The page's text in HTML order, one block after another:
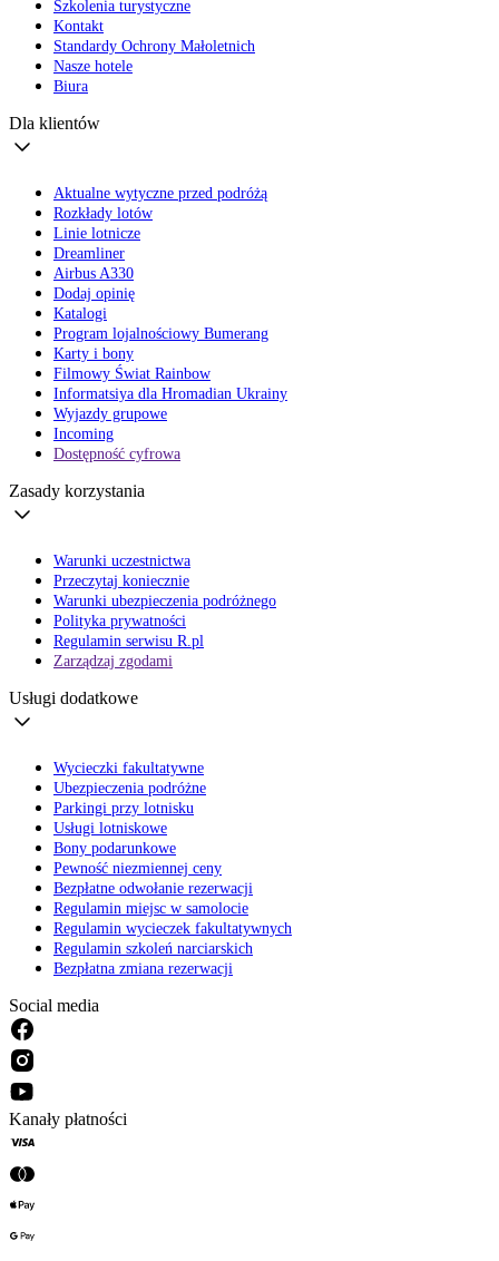
Szkolenia turystyczne
Kontakt
Standardy Ochrony Małoletnich
Nasze hotele
Biura
Dla klientów
Aktualne wytyczne przed podróżą
Rozkłady lotów
Linie lotnicze
Dreamliner
Airbus A330
Dodaj opinię
Katalogi
Program lojalnościowy Bumerang
Karty i bony
Filmowy Świat Rainbow
Informatsiya dla Hromadian Ukrainy
Wyjazdy grupowe
Incoming
Dostępność cyfrowa
Zasady korzystania
Warunki uczestnictwa
Przeczytaj koniecznie
Warunki ubezpieczenia podróżnego
Polityka prywatności
Regulamin serwisu R.pl
Zarządzaj zgodami
Usługi dodatkowe
Wycieczki fakultatywne
Ubezpieczenia podróżne
Parkingi przy lotnisku
Usługi lotniskowe
Bony podarunkowe
Pewność niezmiennej ceny
Bezpłatne odwołanie rezerwacji
Regulamin miejsc w samolocie
Regulamin wycieczek fakultatywnych
Regulamin szkoleń narciarskich
Bezpłatna zmiana rezerwacji
Social media
Kanały płatności